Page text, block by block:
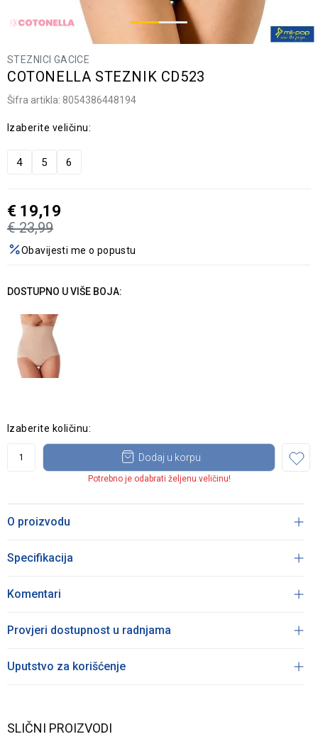
STEZNICI GACICE
COTONELLA STEZNIK CD523
Šifra artikla: 8054386448194
Izaberite veličinu:
4 5 6
€ 23,99
€ 19,19
Obavijesti me o popustu
DOSTUPNO U VIŠE BOJA:
Izaberite količinu:
Dodaj u korpu
Potrebno je odabrati željenu veličinu!
O proizvodu
Specifikacija
Komentari
Provjeri dostupnost u radnjama
Uputstvo za korišćenje
SLIČNI PROIZVODI